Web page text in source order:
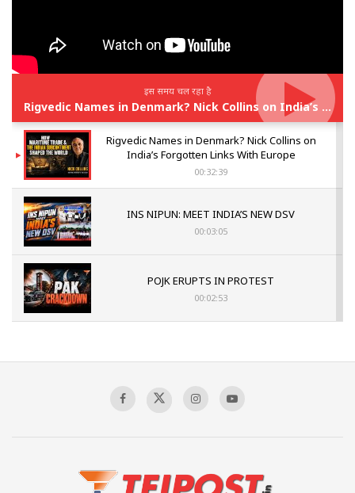
इस समय चल रहा है
Rigvedic Names in Denmark? Nick Collins on India’s Forgotten Links With Europe
Rigvedic Names in Denmark? Nick Collins on
India’s Forgotten Links With Europe
00:32:39
INS NIPUN: MEET INDIA’S NEW DSV
00:03:05
POJK ERUPTS IN PROTEST
00:02:53
Sagar